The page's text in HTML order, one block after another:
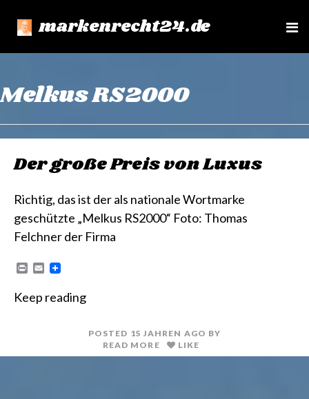
markenrecht24.de
e
Melkus RS2000
Der große Preis von Luxus
Richtig, das ist der als nationale Wortmarke
geschützte „Melkus RS2000“ Foto: Thomas
Felchner der Firma
n
E
i
Keep reading
POSTED 15 JAHREN AGO BY
READ MORE
LIKE